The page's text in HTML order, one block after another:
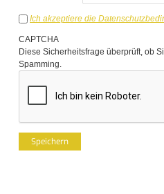
Ich akzeptiere die
CAPTCHA
Diese Sicherheitsfrage überprüft, ob
Spamming.